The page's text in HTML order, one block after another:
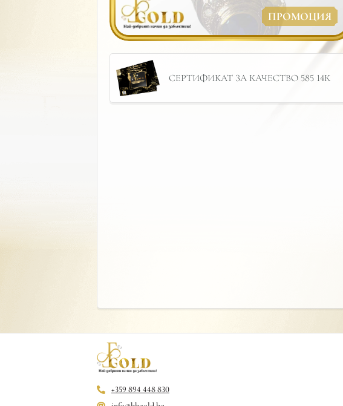
ПРОМОЦИЯ
СЕРТИФИКАТ ЗА КАЧЕСТВО 585 14К
+359 894 448 830